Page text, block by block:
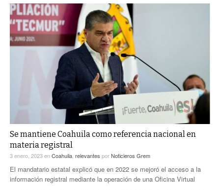
EXA
EXA INFORMA
GLOBO
CONTEXTOS
TRAYECTO LAGUNA
A MEDIA MAÑANA
A TODA LEY
ENTRE LAGUNEROS
DIÁLOGOS CON LA HISTORIA
TWEETS AND BEATS
LA MEJOR 97.1 ESTÉREO GALLITO
PULSO
LA MEJOR INFORMACIÓN
COLABORADORES
PC29
ACTUALIDADES GREM
Se mantiene Coahuila como referencia nacional en
materia registral
3 enero, 2023enCoahuila relevantes porNoticieros Grem
El mandatario estatal explicó que en 2022 se mejoró el acceso a la
información registral mediante la operación de una Oficina Virtual